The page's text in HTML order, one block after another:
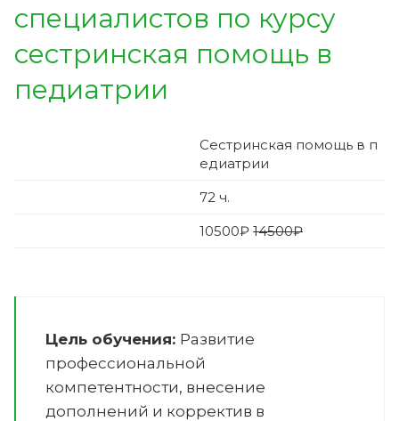
специалистов по курсу
сестринская помощь в
педиатрии
Сестринская помощь в п
едиатрии
72 ч.
10500₽ 14500₽
Цель обучения: Развитие
профессиональной
компетентности, внесение
дополнений и корректив в